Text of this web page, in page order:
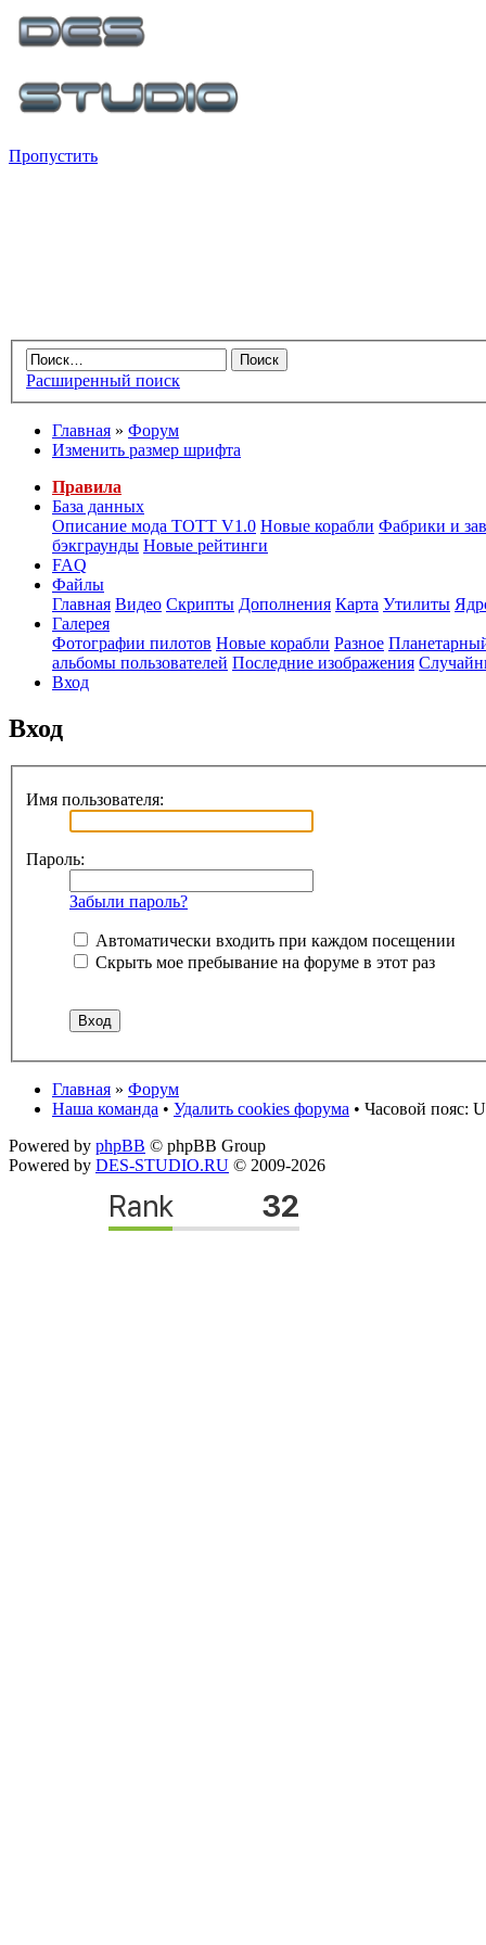
Пропустить
Расширенный поиск
Главная » Форум
Изменить размер шрифта
Правила
База данных
Описание мода ТОТТ V1.0 Новые корабли Фабрики и
бэкграунды Новые рейтинги
FAQ
Файлы
Главная Видео Скрипты Дополнения Карта Утилиты
Галерея
Фотографии пилотов Новые корабли Разное
альбомы пользователей Последние изображения
Вход
Вход
Имя пользователя:
Пароль:
Забыли пароль?
Автоматически входить при каждом посещении
Скрыть мое пребывание на форуме в этот раз
Главная » Форум
Наша команда • Удалить cookies форума • Часовой пояс:
Powered by phpBB © phpBB Group
Powered by DES-STUDIO.RU © 2009-2026